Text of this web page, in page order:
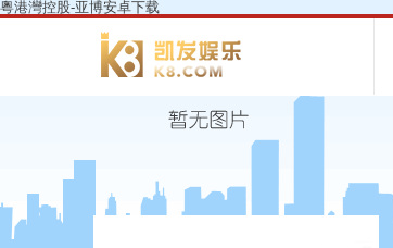
粵港灣控股-亚博安卓下载